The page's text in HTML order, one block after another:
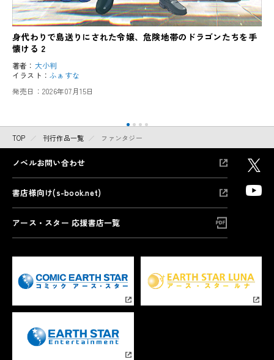
身代わりで島送りにされた令嬢、危険地帯のドラゴンたちを手
懐ける 2
著者： 大小判
イラスト：ふぁすな
発売日： 2026年07月15日
TOP 刊行作品一覧 ファンタジー
ノベルお問い合わせ
書店様向け(s-book.net)
アース・スター 応援書店一覧